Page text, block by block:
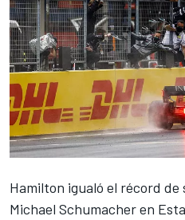
Hamilton igualó el récord de
Michael Schumacheren